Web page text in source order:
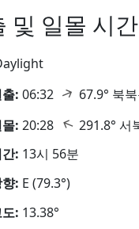
및 일몰 시
: 06:32 ↑ 67.9° 북
: 20:28 ↑ 291.8° 서
: 13시 56분
: E (79.3°)
: 13.38°